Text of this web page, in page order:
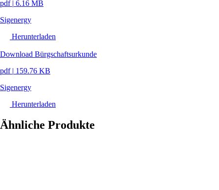
pdf | 6.16 MB
Sigenergy
Herunterladen
Download Bürgschaftsurkunde
pdf | 159.76 KB
Sigenergy
Herunterladen
Ähnliche Produkte